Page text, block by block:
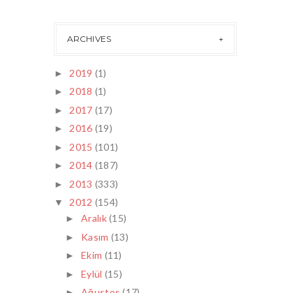
ARCHIVES
► 2019 (1)
►2018 (1)
► 2017 (17)
►2016 (19)
► 2015 (101)
►2014 (187)
► 2013 (333)
▼2012 (154)
►Aralık(15)
► Kasım (13)
►Ekim (11)
►Eylül (15)